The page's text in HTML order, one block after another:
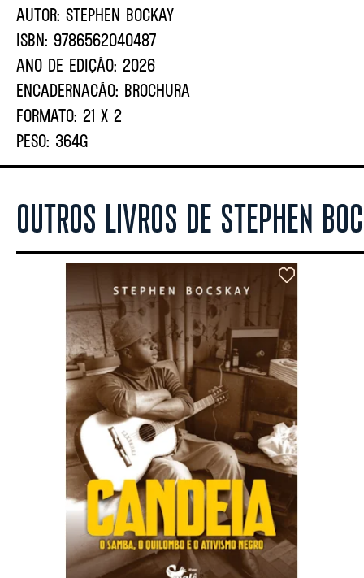
AUTOR: Stephen BocKay
ISBN: 9786562040487
ANO DE EDIÇÃO: 2026
ENCADERNAÇÃO: BROCHURA
FORMATO: 21 X 2
PESO: 364G
OUTROS LIVROS DE STEPHEN